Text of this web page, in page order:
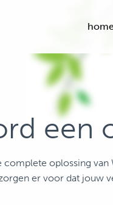
een
complete oplossing
er voor dat jouw